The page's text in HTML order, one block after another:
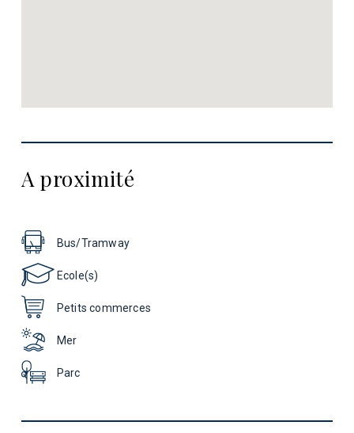
A proximité
Bus/Tramway
Ecole(s)
Petits commerces
Mer
Parc